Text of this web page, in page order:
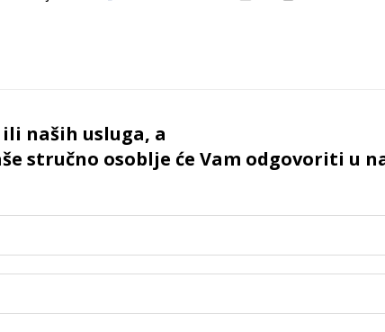
naših usluga, a
stručno osoblje će Vam odgovoriti u